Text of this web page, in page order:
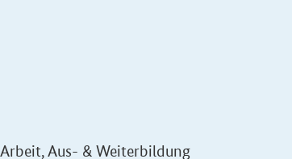
Aus- & Weiterbildung